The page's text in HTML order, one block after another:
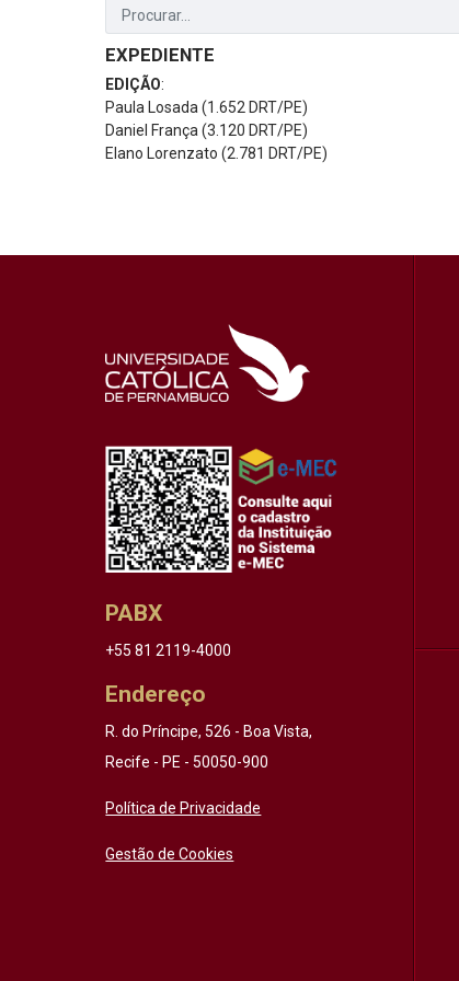
EXPEDIENTE
EDIÇÃO:
Paula Losada (1.652 DRT/PE)
Daniel França (3.120 DRT/PE)
Elano Lorenzato (2.781 DRT/PE)
PABX
+55 81 2119-4000
Endereço
R. do Príncipe, 526 - Boa Vista,
Recife - PE - 50050-900
Política de Privacidade
Gestão de Cookies